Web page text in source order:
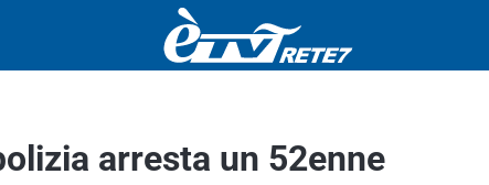
arresta un 52enne